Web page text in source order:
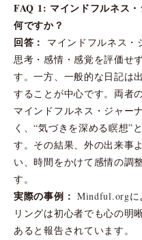
FAQ 1: マインドフルネス
何ですか？
回答：
マインドフルネス・
思考・感情・感覚を評価せ
す。一方、一般的な日記は
することが中心です。両者
マインドフルネス・ジャー
く、“気づきを深める瞑想”
す。その結果、外の出来事
い、時間をかけて感情の調
す。
実際の事例： Mindful.org
リングは初心者でも心の明
あると報告されています。